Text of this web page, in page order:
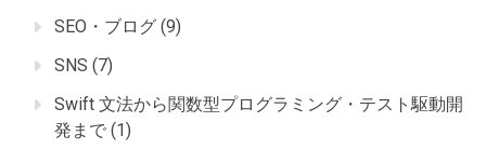
SEO・ブログ (9)
SNS (7)
Swift 文法から関数型プログラミング・テスト駆動開
発まで (1)